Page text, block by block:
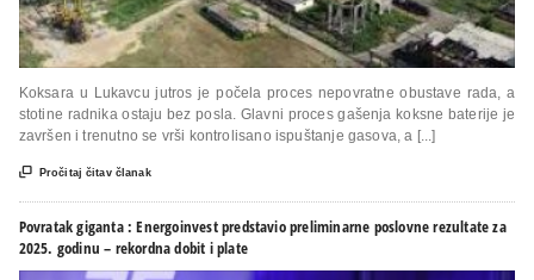
Koksara u Lukavcu jutros je počela proces nepovratne obustave rada, a
stotine radnika ostaju bez posla. Glavni proces gašenja koksne baterije je
završen i trenutno se vrši kontrolisano ispuštanje gasova, a [...]
 Pročitaj čitav članak
Povratak giganta : Energoinvest predstavio preliminarne poslovne rezultate za
2025. godinu – rekordna dobit i plate